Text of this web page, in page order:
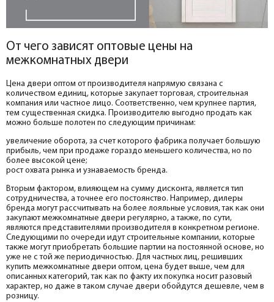
От чего зависят оптовые цены на
межкомнатных двери
Цена двери оптом от производителя напрямую связана с
количеством единиц, которые закупает торговая, строительная
компания или частное лицо. Соответственно, чем крупнее партия,
тем существенная скидка. Производителю выгодно продать как
можно больше полотен по следующим причинам:
увеличение оборота, за счет которого фабрика получает большую
прибыль, чем при продаже гораздо меньшего количества, но по
более высокой цене;
рост охвата рынка и узнаваемость бренда.
Вторым фактором, влияющем на сумму дисконта, является тип
сотрудничества, а точнее его постоянство. Например, дилеры
бренда могут рассчитывать на более лояльные условия, так как они
закупают межкомнатные двери регулярно, а также, по сути,
являются представителями производителя в конкретном регионе.
Следующими по очереди идут строительные компании, которые
также могут приобретать большие партии на постоянной основе, но
уже не с той же периодичностью. Для частных лиц, решивших
купить межкомнатные двери оптом, цена будет выше, чем для
описанных категорий, так как по факту их покупка носит разовый
характер, но даже в таком случае двери обойдутся дешевле, чем в
розницу.